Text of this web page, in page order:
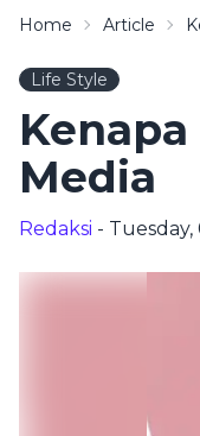
Home Article
Life Style
Media
Redaksi -